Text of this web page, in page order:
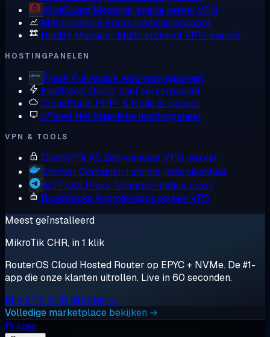
WireGuard Moderne, snelle kernel VPN
MetaTrader 4 Forex-tradingstandaard
Hiddify Manager Multi-protocol VPN-paneel
HOSTINGPANELEN
Plesk Full-stack webhostingpaneel
FastPanelGratis, snel serverpaneel
CloudPanel PHP- & Node.js-paneel
cPanel Het klassieke hostingpaneel
VPN & TOOLS
OpenVPN AS Zelf-gehoste VPN-server
Docker Container-runtime, gebruiksklaar
MTProto Proxy Telegram-native proxy
BlueStacks Android-apps op een VPS
Meest geïnstalleerd
MikroTik CHR, in 1 klik
RouterOS Cloud Hosted Router op EPYC + NVMe. De #1-
app die onze klanten uitrollen. Live in 60 seconden.
MikroTik CHR uitrollen →
Volledige marketplace bekijken →
Prijzen